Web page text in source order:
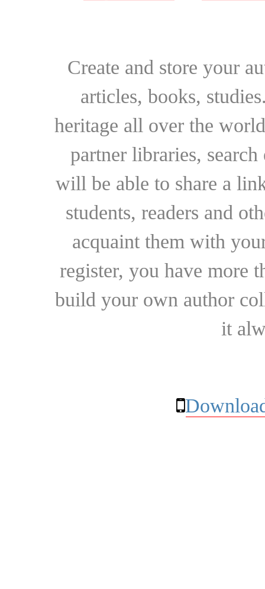
Create and store your
articles, books,
heritage all over the
partner libraries,
will be able to share a
students, readers and
acquaint them with
register, you have more
build your own author
it